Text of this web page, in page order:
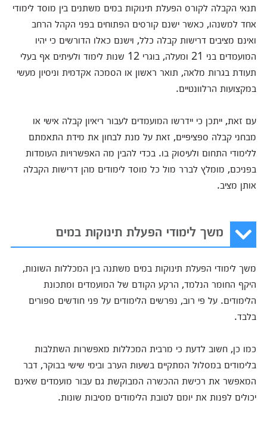
תנאי הקבלה לקורס הפעלת תינוקות במים משתנים בין מוסד לימודי
אחד למשנהו, כאשר ישנם קורסים הפתוחים בפני הקהל הרחב
ואינם מציבים דרישות קבלה כלל, וישנם כאלו הדורשים כי יהיו
המועמדים בני 21 ומעלה, בוגרי 12 שנות לימוד ולעיתים אף בעלי
תעודת בגרות מלאה, תואר ראשון או הסמכה אקדמית וניסיון מעשי
במקצועות הרלוונטיים.
עם זאת, ייתכן כי יידרשו המועמדים לעבור ריאיון קבלה אישי או
מבחני קבלה ספציפיים, זאת על מנת לבחון את מידת התאמתם
ללימודי התחום ולעיסוק בו. בכדי להבין מה האפשרויות העומדות
בפניכם, מומלץ לברר מול כל מוסד לימודים מהן דרישות הקבלה
אותן מציב.
משך לימודי הפעלת תינוקות במים
משך לימודי הפעלת תינוקות במים משתנה בין המכללות השונות,
היקף החומר הנלמד, הרקע הקודם של המועמדים ומתכונת
הלימודים. על פי רוב, נפרשים הלימודים על פני חודשים ספורים
בלבד.
כמו כן, חשוב לדעת כי מרבית המכללות מאפשרות השתלבות
בלימודים במסלול המתקיים בשעות הערב ובימי שישי בבוקר, דבר
המאפשר את רכישת ההכשרה המבוקשת גם עבור מועמדים שאינם
יכולים לפנות את יומם לטובת הלימודים מסיבות שונות.